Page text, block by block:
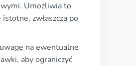
Umożliwia to
zwłaszcza po
na ewentualne
aby ograniczyć